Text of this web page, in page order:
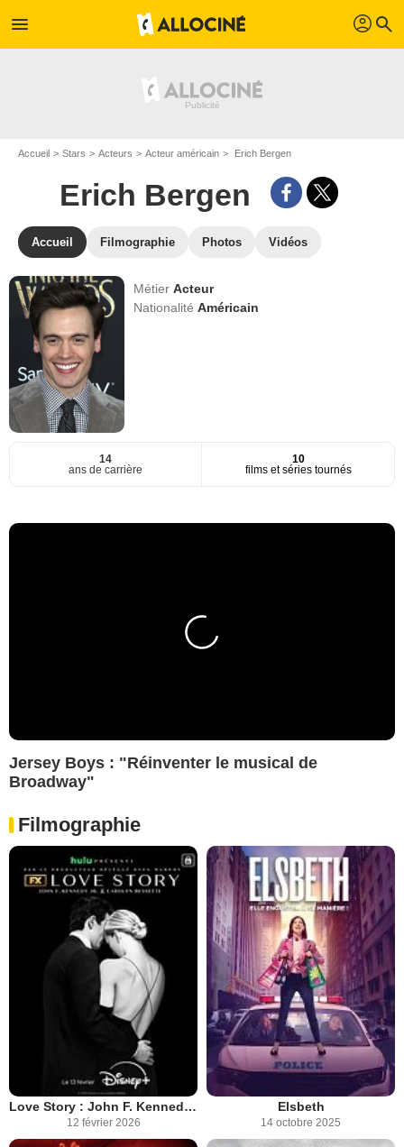
menu profil search
Accueil Stars Acteurs Acteur américain Erich Bergen
Erich Bergen
Accueil Filmographie Photos Vidéos
MétierActeur
NationalitéAméricain
14
ans de carrière
10
films et séries tournés
Jersey Boys : "Réinventer le musical de
Broadway"
Filmographie
Love Story : John F. Kennedy Jr. & Carolyn Bessette
12 février 2026
Elsbeth
14 octobre 2025